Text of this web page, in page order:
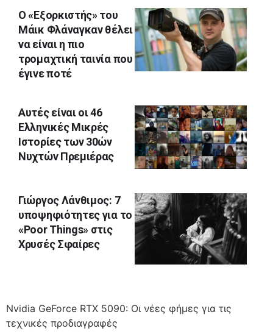
Ο «Εξορκιστής» του
Μάικ Φλάναγκαν θέλει
να είναι η πιο
τρομαχτική ταινία που
έγινε ποτέ
Αυτές είναι οι 46
Ελληνικές Μικρές
Ιστορίες των 30ών
Νυχτών Πρεμιέρας
Γιώργος Λάνθιμος: 7
υποψηφιότητες για το
«Poor Things» στις
Χρυσές Σφαίρες
Nvidia GeForce RTX 5090: Οι νέες φήμες για τις
τεχνικές προδιαγραφές